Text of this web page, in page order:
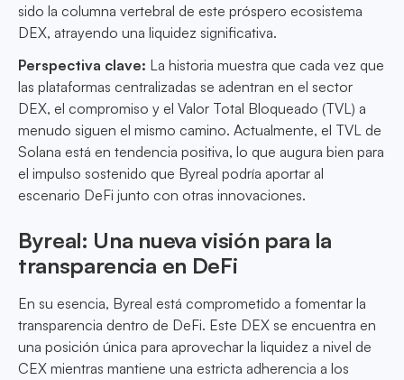
sido la columna vertebral de este próspero ecosistema
DEX, atrayendo una liquidez significativa.
Perspectiva clave: La historia muestra que cada vez que
las plataformas centralizadas se adentran en el sector
DEX, el compromiso y el Valor Total Bloqueado (TVL) a
menudo siguen el mismo camino. Actualmente, el TVL de
Solana está en tendencia positiva, lo que augura bien para
el impulso sostenido que Byreal podría aportar al
escenario DeFi junto con otras innovaciones.
Byreal: Una nueva visión para la
transparencia en DeFi
En su esencia, Byreal está comprometido a fomentar la
transparencia dentro de DeFi. Este DEX se encuentra en
una posición única para aprovechar la liquidez a nivel de
CEX mientras mantiene una estricta adherencia a los